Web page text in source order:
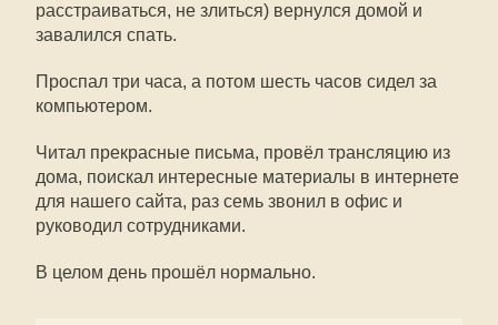
расстраиваться, не злиться) вернулся домой и
завалился спать.
Проспал три часа, а потом шесть часов сидел за
компьютером.
Читал прекрасные письма, провёл трансляцию из
дома, поискал интересные материалы в интернете
для нашего сайта, раз семь звонил в офис и
руководил сотрудниками.
В целом день прошёл нормально.